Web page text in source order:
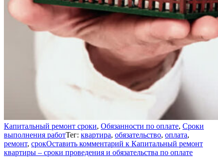
Капитальный ремонт сроки, Обязанности по оплате, Сроки
выполнения работТег: квартира, обязательство, оплата,
ремонт, срокОставить комментарий к Капитальный ремонт
квартиры – сроки проведения и обязательства по оплате